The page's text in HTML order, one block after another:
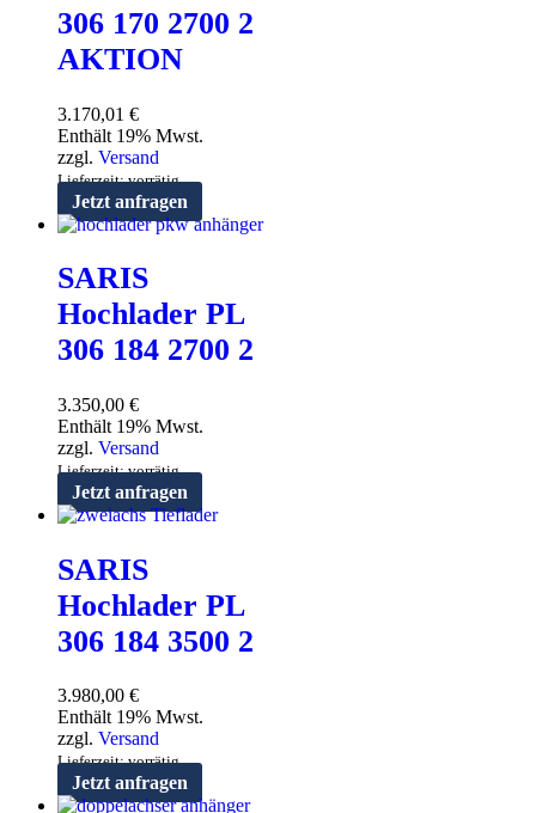
306 170 2700 2
AKTION
3.170,01 €
Enthält 19% Mwst.
zzgl. Versand
Lieferzeit: vorrätig
Jetzt anfragen
SARIS
Hochlader PL
306 184 2700 2
3.350,00 €
Enthält 19% Mwst.
zzgl. Versand
Lieferzeit: vorrätig
Jetzt anfragen
SARIS
Hochlader PL
306 184 3500 2
3.980,00 €
Enthält 19% Mwst.
zzgl. Versand
Lieferzeit: vorrätig
Jetzt anfragen